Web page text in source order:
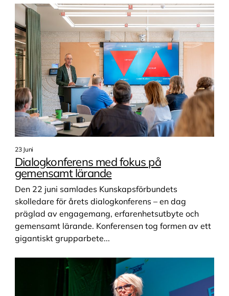
Grundläggande utbildning
Grundläggande nivå
Sammanhållen utbildning | Grundläggande nivå
SFI - Utbildning i svenska för invandrare
Yrkesintroduktion | Industri
Yrkesintroduktion | Service
Yrkesintroduktion | Vård och omsorg
Barn och fritid | Barnskötare/elev- & stödassistent
Billackering
Butiksmedarbetare med språkstöd
Bygg
CNC
Elinstallatör
Fastighetsskötare
23 Juni
Dialogkonferens med fokus på
gemensamt lärande
Den 22 juni samlades Kunskapsförbundets
skolledare för årets dialogkonferens – en dag
präglad av engagemang, erfarenhetsutbyte och
gemensamt lärande. Konferensen tog formen av ett
gigantiskt grupparbete...